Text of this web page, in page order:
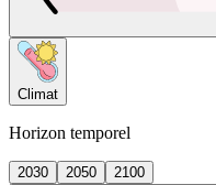
Climat
Horizon temporel
2030 2050
2100